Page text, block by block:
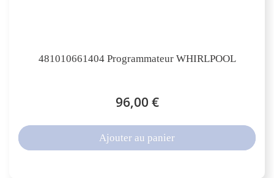
481010661404 Programmateur WHIRLPOOL
96,00 €
Ajouter au panier